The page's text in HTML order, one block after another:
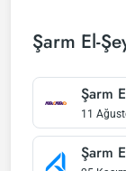
Şarm El-
Şarm
11
Şarm